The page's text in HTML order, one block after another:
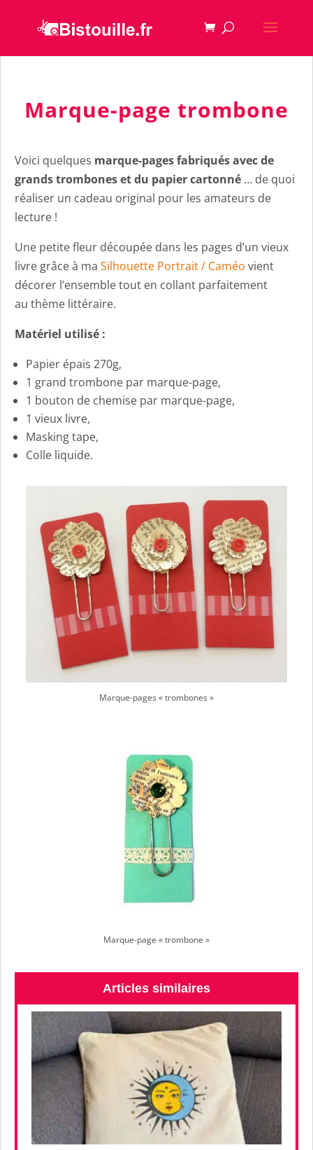
Marque-page trombone
Voici quelques marque-pages fabriqués avec de
grands trombones et du papier cartonné … de quoi
réaliser un cadeau original pour les amateurs de
lecture !
Une petite fleur découpée dans les pages d’un vieux
livre grâce à ma Silhouette Portrait / Caméo vient
décorer l’ensemble tout en collant parfaitement
au thème littéraire.
Matériel utilisé :
Papier épais 270g,
1 grand trombone par marque-page,
1 bouton de chemise par marque-page,
1 vieux livre,
Masking tape,
Colle liquide.
Marque-pages « trombones »
Marque-page « trombone »
Articles similaires